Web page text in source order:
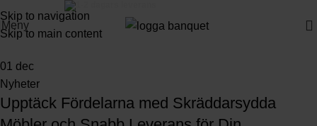
Skip to navigation
Skip to main content
Meny
01 dec
Nyheter
Upptäck Fördelarna med Skräddarsydda